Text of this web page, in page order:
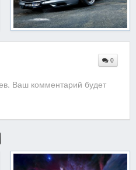
0
Ваш комментарий будет